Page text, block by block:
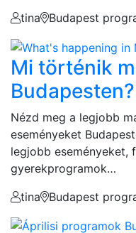
tina
Budapest
Mi történik
Budapesten?
Nézd meg a legjobb
eseményeket
legjobb eseményeket,
gyerekprogramok…
tina
Budapest